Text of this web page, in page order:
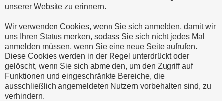
unserer Website zu erinnern.
Wir verwenden Cookies, wenn Sie sich anmelden, damit wir
uns Ihren Status merken, sodass Sie sich nicht jedes Mal
anmelden müssen, wenn Sie eine neue Seite aufrufen.
Diese Cookies werden in der Regel unterdrückt oder
gelöscht, wenn Sie sich abmelden, um den Zugriff auf
Funktionen und eingeschränkte Bereiche, die
ausschließlich angemeldeten Nutzern vorbehalten sind, zu
verhindern.